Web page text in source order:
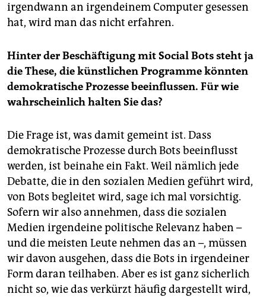
irgendwann an irgendeinem Computer gesessen
hat, wird man das nicht erfahren.
Hinter der Beschäftigung mit Social Bots steht ja
die These, die künstlichen Programme könnten
demokratische Prozesse beeinflussen. Für wie
wahrscheinlich halten Sie das?
Die Frage ist, was damit gemeint ist. Dass
demokratische Prozesse durch Bots beeinflusst
werden, ist beinahe ein Fakt. Weil nämlich jede
Debatte, die in den sozialen Medien geführt wird,
von Bots begleitet wird, sage ich mal vorsichtig.
Sofern wir also annehmen, dass die sozialen
Medien irgendeine politische Relevanz haben –
und die meisten Leute nehmen das an –, müssen
wir davon ausgehen, dass die Bots in irgendeiner
Form daran teilhaben. Aber es ist ganz sicherlich
nicht so, wie das verkürzt häufig dargestellt wird,